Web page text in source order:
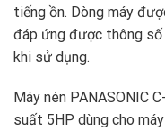
tiếng ồn. Dòng máy
đáp ứng được thông số
khi sử dụng.
Máy nén PANASONIC
suất 5HP dùng cho